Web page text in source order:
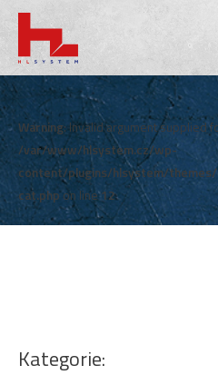
Kategorie:
Warning: Invalid argument supplied
/var/www/hlsystem.cz/wp-
content/plugins/hlsystem/
cat.phpon line12